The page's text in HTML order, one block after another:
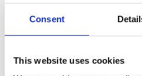
Consent
This website uses cookies
Opslaan in